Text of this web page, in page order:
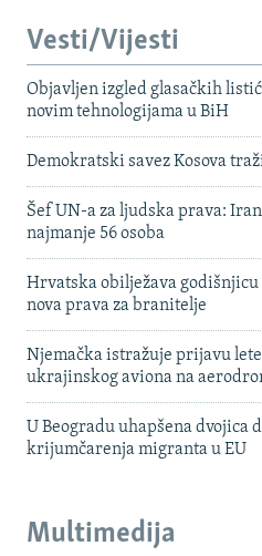
Vesti/Vijesti
Objavljen izgled glasačkih
novim tehnologijama u BiH
Demokratski savez Kosova
Šef UN-a za ljudska prava:
najmanje 56 osoba
Hrvatska obilježava godišnjicu
nova prava za branitelje
Njemačka istražuje prijavu
ukrajinskog aviona na
U Beogradu uhapšena dvojica
krijumčarenja migranta u EU
Multimedija